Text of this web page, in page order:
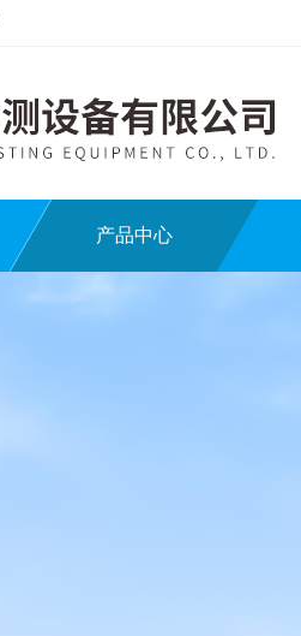
产品中心